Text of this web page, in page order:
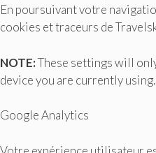
En poursuivant votre
cookies et traceurs de
NOTE:These settings will
device you are currently using.
Google Analytics